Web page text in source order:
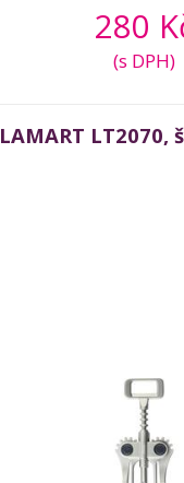
280
(s DPH)
LAMART LT2070,